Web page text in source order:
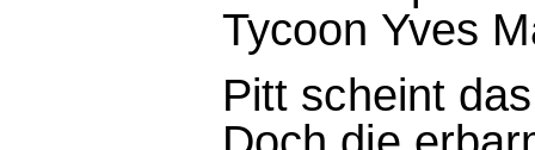
Tycoon Yves
Pitt scheint